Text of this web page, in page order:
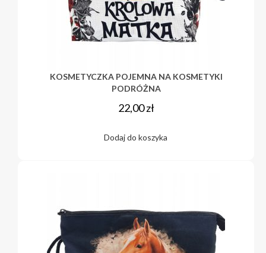
KOSMETYCZKA POJEMNA NA KOSMETYKI
PODRÓŻNA
22,00zł
Dodaj do koszyka